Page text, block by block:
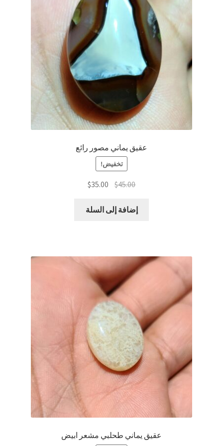
عقيق يماني مصور رائع
تخفيض!
$45.00
السعر
هو:
$35.00 السعر
هو:إضافة إلى السلة
عقيق يماني طحلبي مشعر ابيض